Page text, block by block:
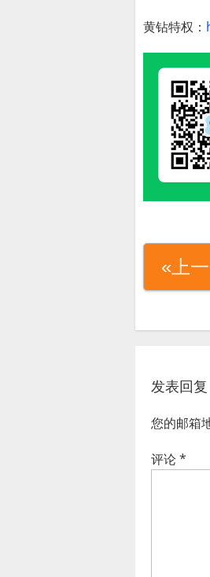
黄钻特权：
«上
发表回复
您的邮箱
评论*